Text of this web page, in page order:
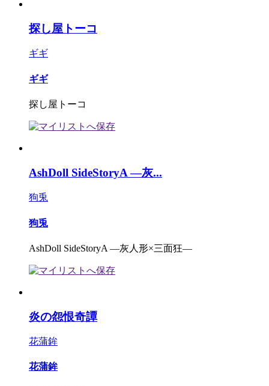
探し屋トーコ
ギギ
ギギ
探し屋トーコ
AshDoll SideStoryA ―灰...
狗兎
狗兎
AshDoll SideStoryA ―灰人形×三面狂―
炎の怨恨奇譚
花蒲鉾
花蒲鉾